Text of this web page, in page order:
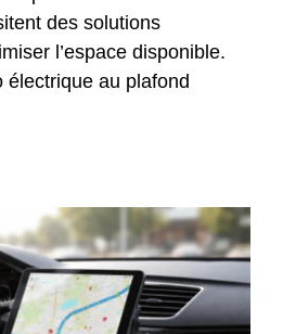
des solutions
l’espace disponible.
électrique au plafond